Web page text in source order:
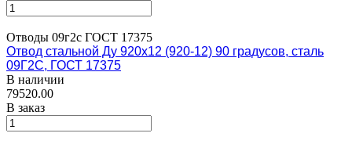
Отводы 09г2с ГОСТ 17375
Отвод стальной Ду 920х12 (920-12) 90 градусов, сталь
09Г2С, ГОСТ 17375
В наличии
79520.00
В заказ